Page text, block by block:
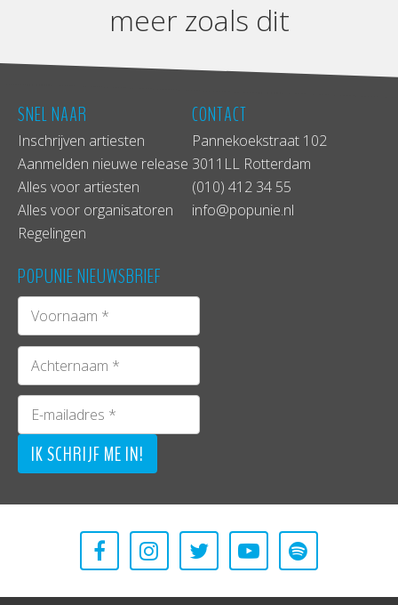
meer zoals dit
SNEL NAAR
Inschrijven artiesten
Aanmelden nieuwe release
Alles voor artiesten
Alles voor organisatoren
Regelingen
CONTACT
Pannekoekstraat 102
3011LL Rotterdam
(010) 412 34 55
info@popunie.nl
POPUNIE NIEUWSBRIEF